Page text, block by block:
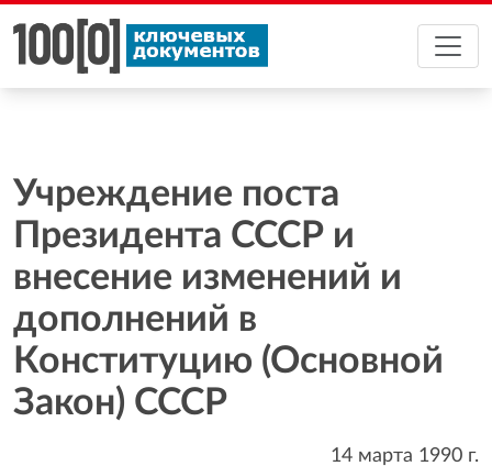
Учреждение поста
Президента СССР и
внесение изменений и
дополнений в
Конституцию (Основной
Закон) СССР
14 марта 1990 г.